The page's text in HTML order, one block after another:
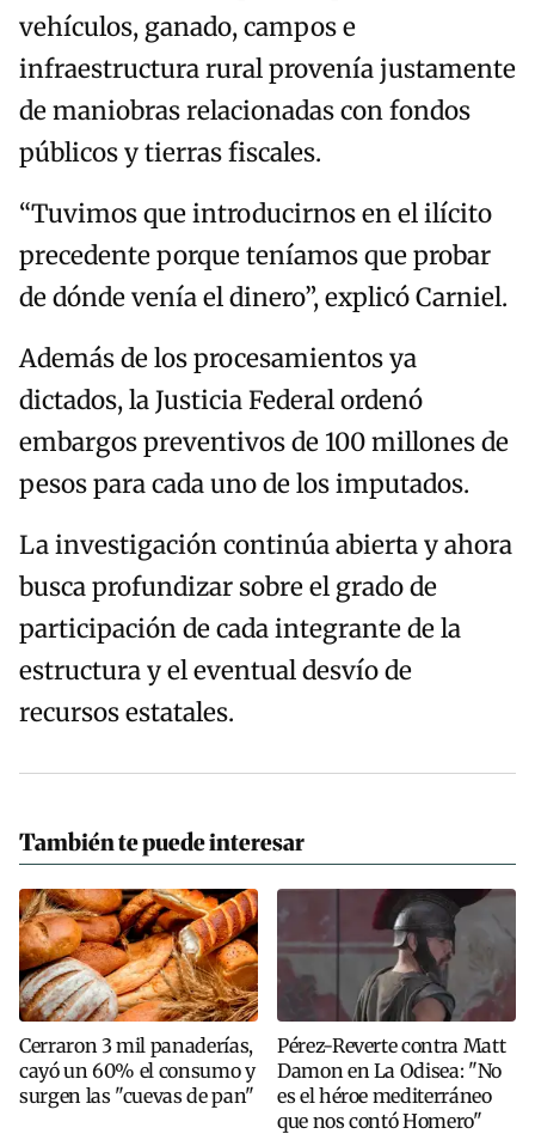
vehículos, ganado, campos e
infraestructura rural provenía justamente
de maniobras relacionadas con fondos
públicos y tierras fiscales.
“Tuvimos que introducirnos en el ilícito
precedente porque teníamos que probar
de dónde venía el dinero”, explicó Carniel.
Además de los procesamientos ya
dictados, la Justicia Federal ordenó
embargos preventivos de 100 millones de
pesos para cada uno de los imputados.
La investigación continúa abierta y ahora
busca profundizar sobre el grado de
participación de cada integrante de la
estructura y el eventual desvío de
recursos estatales.
También te puede interesar
Cerraron 3 mil panaderías,
cayó un 60% el consumo y
surgen las "cuevas de pan"
Pérez-Reverte contra Matt
Damon en La Odisea: "No
es el héroe mediterráneo
que nos contó Homero"